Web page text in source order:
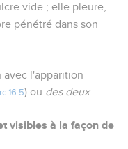
vide ; elle pleure,
pénétré dans son
l'apparition
16.5) ou des deux
visibles à la façon de